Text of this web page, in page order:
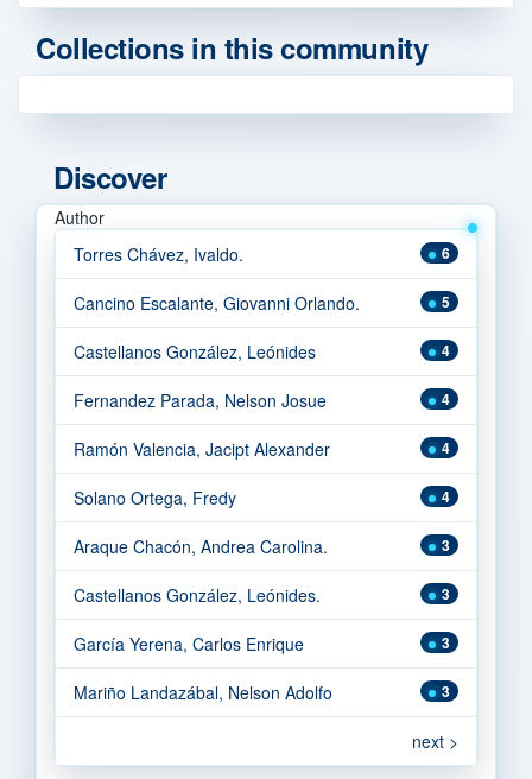
Collections in this community
Discover
Author
6
Torres Chávez, Ivaldo.
5
Cancino Escalante, Giovanni Orlando.
4
Castellanos González, Leónides
4
Fernandez Parada, Nelson Josue
4
Ramón Valencia, Jacipt Alexander
4
Solano Ortega, Fredy
3
Araque Chacón, Andrea Carolina.
3
Castellanos González, Leónides.
3
García Yerena, Carlos Enrique
3
Mariño Landazábal, Nelson Adolfo
next >